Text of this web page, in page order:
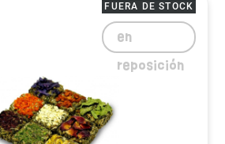
FUERA DE STOCK
en
reposición